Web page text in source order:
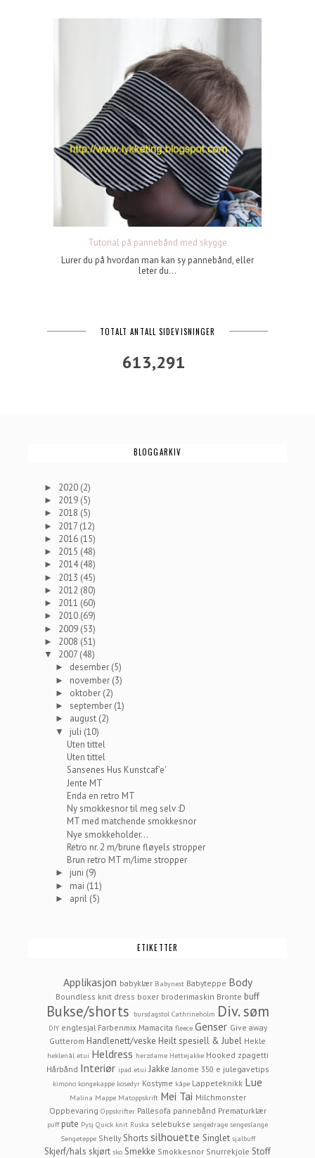
Tutorial på pannebånd med skygge
Lurer du på hvordan man kan sy pannebånd, eller
leter du...
TOTALT ANTALL SIDEVISNINGER
613,291
BLOGGARKIV
► 2020 (2)
► 2019 (5)
► 2018 (5)
► 2017 (12)
► 2016 (15)
► 2015 (48)
► 2014(48)
► 2013 (45)
► 2012 (80)
► 2011 (60)
► 2010 (69)
► 2009 (53)
► 2008 (51)
▼ 2007 (48)
► desember (5)
► november (3)
► oktober (2)
►september (1)
► august (2)
▼ juli (10)
Uten tittel
Uten tittel
Sansenes Hus Kunstcaf'e'
Jente MT
Enda en retro MT
Ny smokkesnor til meg selv :D
MT med matchende smokkesnor
Nye smokkeholder...
Retro nr. 2 m/brune fløyels stropper
Brun retro MT m/lime stropper
► juni (9)
► mai (11)
► april (5)
ETIKETTER
Applikasjon babyklær Babynest Babyteppe Body
Boundless knit dress boxer broderimaskin Bronte buff
Bukse/shorts bursdagstol Cathrineholm Div. søm
DIY englesjal Farbenmix Mamacita fleece Genser Give away
Gutterom Handlenett/veske Heilt spesiell & Jubel Hekle
heklenål etui Heldress herzdame Hettejakke Hooked zpagetti
Hårbånd Interiør ipad etui Jakke Janome 350 e julegavetips
kimono kongekappe kosedyr Kostyme kåpe Lappeteknikk Lue
Malina Mappe Matoppskrift Mei Tai Milchmonster
Oppbevaring Oppskrifter Pallesofa pannebånd Prematurklær
puff pute Pysj Quick knit Ruska selebukse sengedrage sengeslange
Sengeteppe Shelly Shorts silhouette Singlet sjalbuff
Skjerf/hals skjørt sko Smekke Smokkesnor Snurrekjole Stoff